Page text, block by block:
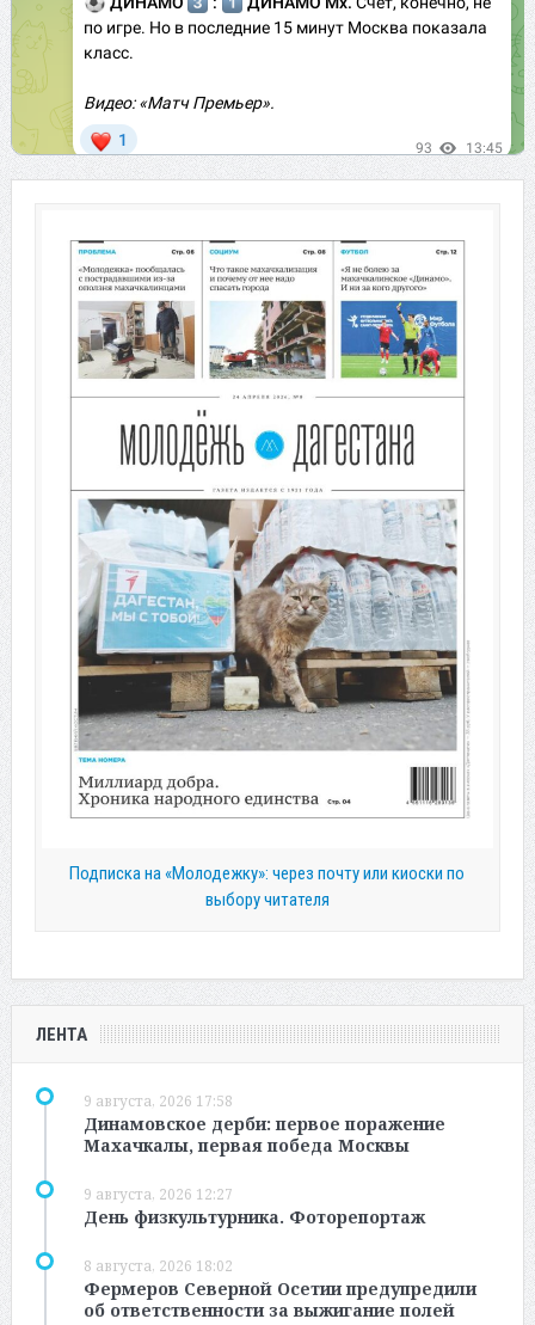
Подписка на «Молодежку»: через почту или киоски по
выбору читателя
ЛЕНТА
9 августа, 2026 17:58
Динамовское дерби: первое поражение
Махачкалы, первая победа Москвы
9 августа, 2026 12:27
День физкультурника. Фоторепортаж
8 августа, 2026 18:02
Фермеров Северной Осетии предупредили
об ответственности за выжигание полей